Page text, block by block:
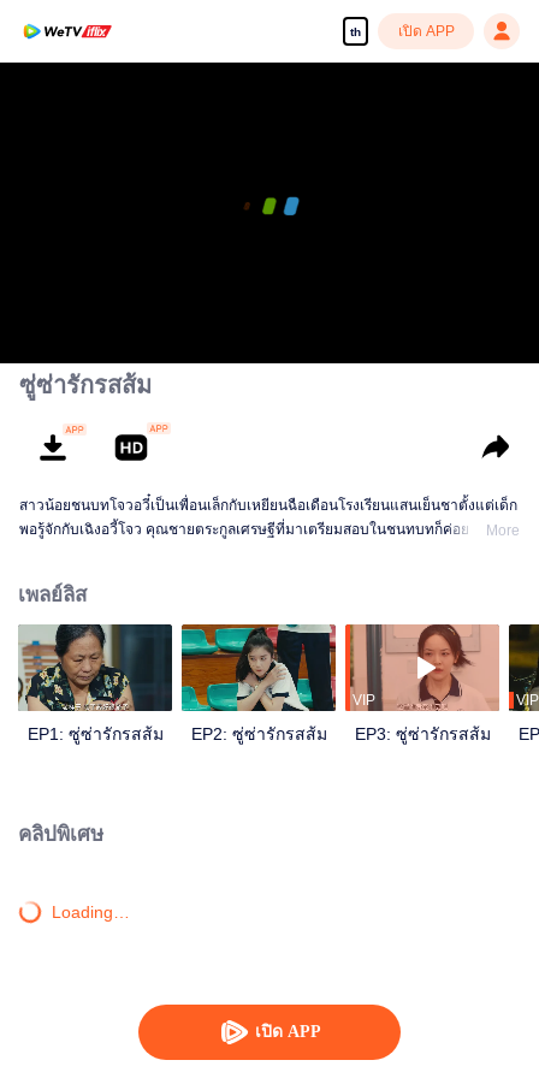
th เปิด APP
เปิด APP
ซู่ซ่ารักรสส้ม
สาวน้อยชนบทโจวอวี๋เป็นเพื่อนเล็กกับเหยียนฉือเดือนโรงเรียนแสนเย็นชาตั้งแต่เด็ก
พอรู้จักกับเฉิงอวี้โจว คุณชายตระกูลเศรษฐีที่มาเตรียมสอบในชนทบทก็ค่อย ๆ
วัยใสของชุมชนเล็ก ๆ ได้เริ่มต้นขึ้นอีกครั้ง...
More
เพลย์ลิส
EP1: ซู่ซ่ารักรสส้ม EP2: ซู่ซ่ารักรสส้ม
VIP
EP3: ซู่ซ่ารักรสส้ม
VIP
คลิปพิเศษ
Loading…